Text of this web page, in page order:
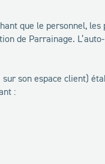
que le personnel, les
de Parrainage.
son espace client)
: